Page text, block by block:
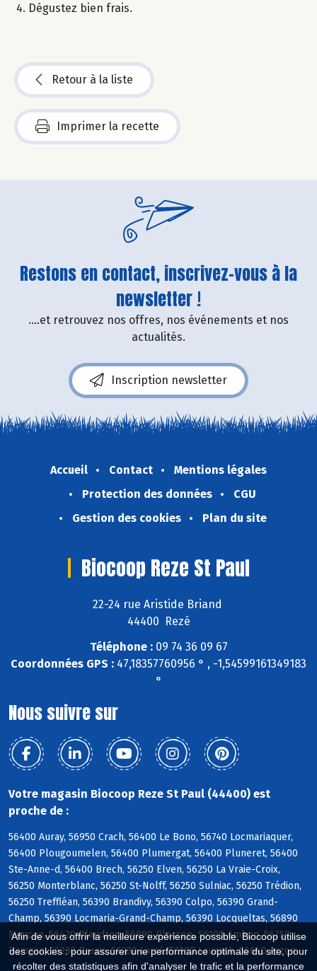
Afin de vous offrir la meilleure expérience possible, Biocoop utilise
des cookies : pour assurer une performance optimale du site, pour
récolter des statistiques afin d'analyser le trafic et la performance
Dégustez bien frais.
Retour à la liste
Imprimer la recette
Restons en contact, inscrivez-vous à la
newsletter !
....et retrouvez nos offres, nos événements et nos
actualités.
Inscription newsletter
Accueil Contact
Mentions légales
Protection des données
CGU
Gestion des cookies
Plan du site
Biocoop Reze St Paul
22-24 rue Aristide Briand
44400 Rezé
Téléphone :09 74 36 09 67
Coordonnées GPS : 47,18357760956 ° , -1,54599161349183
°
Nous suivre sur
Votre magasin Biocoop Reze St Paul (44400) est
proche de :
56400 Auray, 56950 Crach, 56400 Le Bono, 56740 Locmariaquer,
56400 Plougoumelen, 56400 Plumergat, 56400 Pluneret, 56400
Ste-Anne-d, 56400 Brech, 56250 Elven, 56250 La Vraie-Croix,
56250 Monterblanc, 56250 St-Nolff, 56250 Sulniac, 56250 Trédion,
56250 Treffléan, 56390 Brandivy, 56390 Colpo, 56390 Grand-
Champ, 56390 Locmaria-Grand-Champ, 56390 Locqueltas, 56890
Meucon, 56420 Plaudren, 56890 Plescop, 56190 Ambon, 56750
Damgan, 56230 Berric, 56230 Larré, 56190 Lauzach, 56640 Arzon